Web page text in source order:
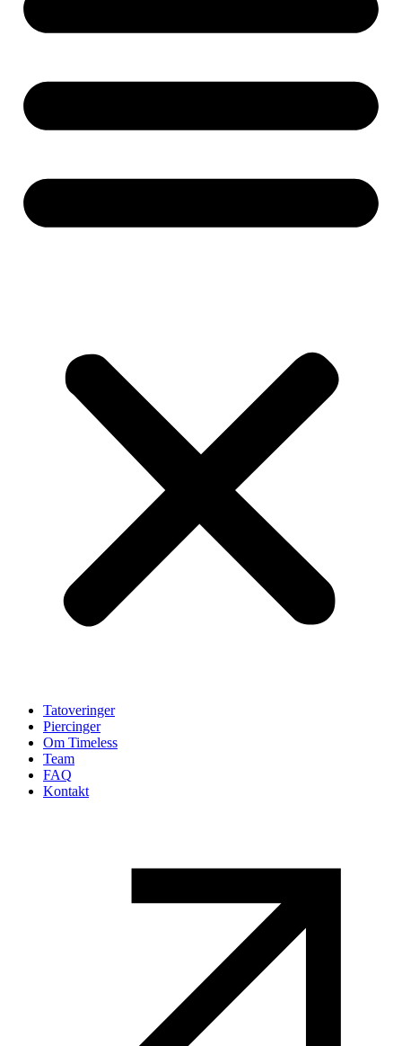
Tatoveringer
Piercinger
Om Timeless
Team
FAQ
Kontakt